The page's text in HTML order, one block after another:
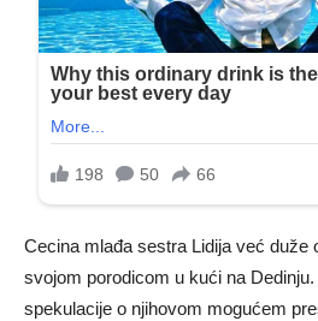
Cecina mlađa sestra Lidija već duže
svojom porodicom u kući na
spekulacije o njihovom mogućem